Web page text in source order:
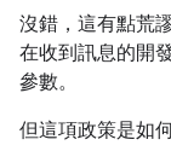
沒錯，這有點荒
在收到訊息的開
參數。
但這項政策是如